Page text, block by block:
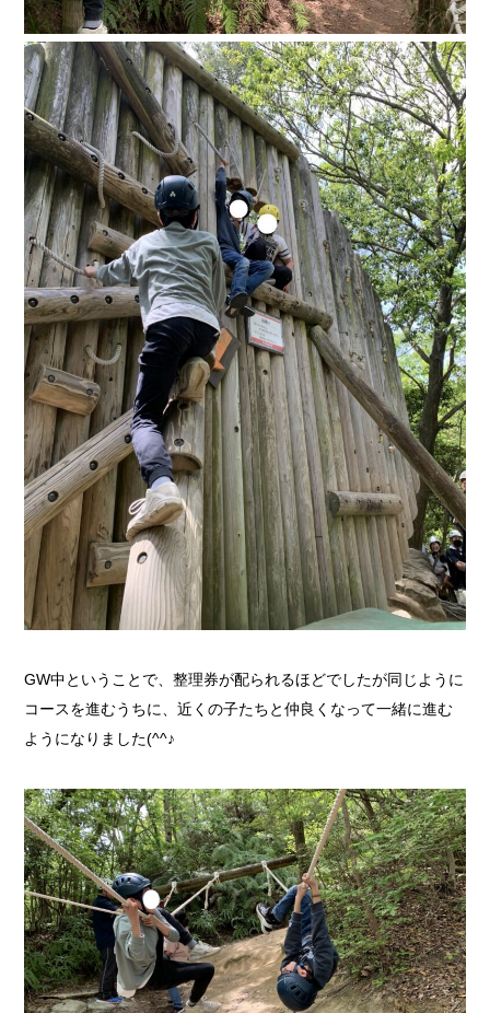
GW中ということで、整理券が配られるほどでしたが同じように
コースを進むうちに、近くの子たちと仲良くなって一緒に進む
ようになりました(^^♪